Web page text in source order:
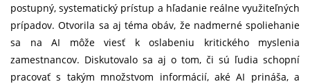
postupný, systematický prístup a hľadanie reálne využiteľných
prípadov. Otvorila sa aj téma obáv, že nadmerné spoliehanie
sa na AI môže viesť k oslabeniu kritického myslenia
zamestnancov. Diskutovalo sa aj o tom, či sú ľudia schopní
pracovať s takým množstvom informácií, aké AI prináša, a